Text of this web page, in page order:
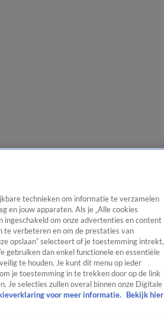
technieken om informatie te verzamelen
en jouw apparaten. Als je „Alle cookies
om onze advertenties en content
te verbeteren en om de prestaties van
opslaan” selecteert of je toestemming intrekt,
gebruiken dan enkel functionele en essentiële
te houden. Je kunt dit menu op ieder
je toestemming in te trekken door op de link
Je selecties zullen overal binnen onze Digitale
voor meer informatie.
Bekijk hier